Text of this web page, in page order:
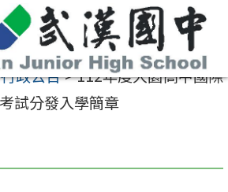
行政公告>112年度大園高中國際
試分發入學簡章